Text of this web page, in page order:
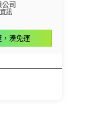
司
訊
湊免運